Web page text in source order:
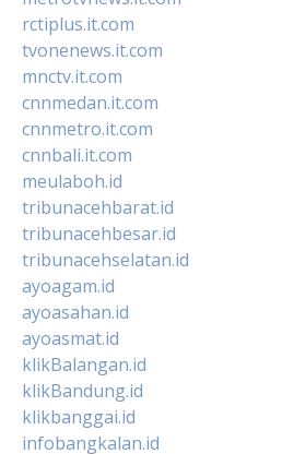
rctiplus.it.com
tvonenews.it.com
mnctv.it.com
cnnmedan.it.com
cnnmetro.it.com
cnnbali.it.com
meulaboh.id
tribunacehbarat.id
tribunacehbesar.id
tribunacehselatan.id
ayoagam.id
ayoasahan.id
ayoasmat.id
klikBalangan.id
klikBandung.id
klikbanggai.id
infobangkalan.id